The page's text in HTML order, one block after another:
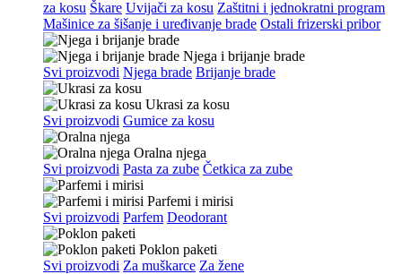
za kosu Škare Uvijači za kosu Zaštitni i jednokratni program
Mašinice za šišanje i uređivanje brade Ostali frizerski pribor
Njega i brijanje brade
Svi proizvodi Njega brade Brijanje brade
Ukrasi za kosu
Svi proizvodi Gumice za kosu
Oralna njega
Svi proizvodi Pasta za zube Četkica za zube
Parfemi i mirisi
Svi proizvodi Parfem Deodorant
Poklon paketi
Svi proizvodi Za muškarce Za žene